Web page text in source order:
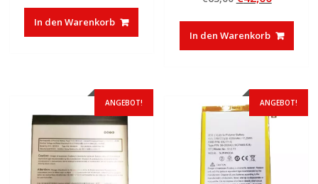
war:
€45,00
ist:
€30,00.
In den Warenkorb
war:
€63,00
ist:
€42,00.
In den Warenkorb
ANGEBOT! ANGEBOT!